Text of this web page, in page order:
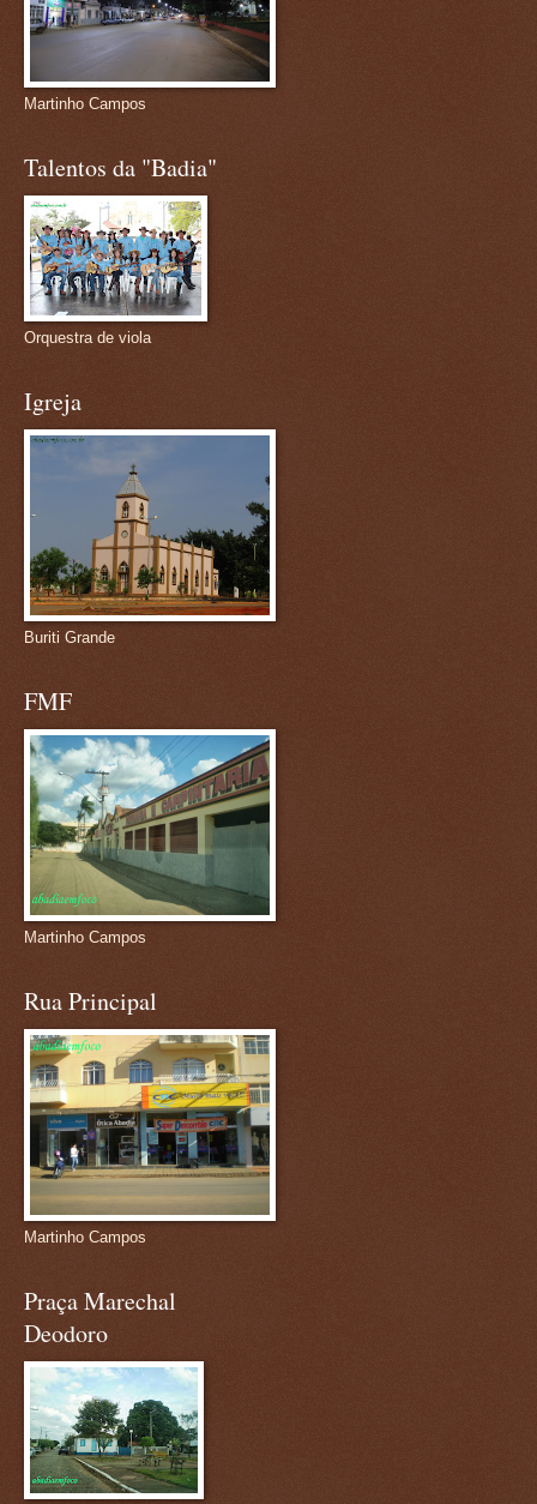
Martinho Campos
Talentos da "Badia"
Orquestra de viola
Igreja
Buriti Grande
FMF
Martinho Campos
Rua Principal
Martinho Campos
Praça Marechal
Deodoro